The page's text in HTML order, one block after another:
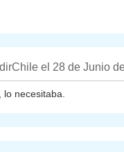
el 28 de Junio
lo necesitaba.